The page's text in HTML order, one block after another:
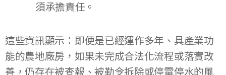
須承擔責任。
這些資訊顯示：即便是已經運作多年、具產業功
能的農地廠房，如果未完成合法化流程或落實改
善，仍存在被查報、被勒令拆除或停電停水的風